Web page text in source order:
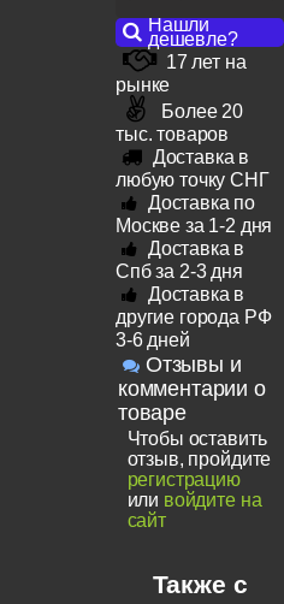
Нашли
дешевле?
17 лет на
рынке
Более 20
тыс. товаров
Доставка в
любую точку СНГ
Доставка по
Москве за 1-2 дня
Доставка в
Спб за 2-3 дня
Доставка в
другие города РФ
3-6 дней
Отзывы и
комментарии о
товаре
Чтобы оставить
отзыв, пройдите
регистрацию
или войдите на
сайт
Также с